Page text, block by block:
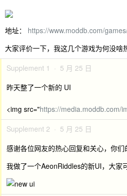
地址： https://www.moddb.com/
大家评价一下，我这几个游戏为何没啥
Supplement 1 · 5 月 25 日
昨天整了一个新的 UI
<img src="https://media.moddb.com/
Supplement 2 · 5 月 25 日
感谢各位网友的热心回复和关心，你
我做了一个AeonRiddles的新UI，大家